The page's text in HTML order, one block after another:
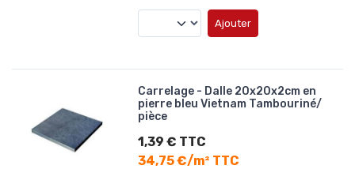
Ajouter
Carrelage - Dalle 20x20x2cm en
pierre bleu Vietnam Tambouriné/
pièce
1,39 € TTC
34,75 €/m² TTC